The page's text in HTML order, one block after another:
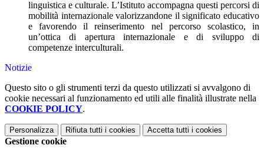
linguistica e culturale. L’Istituto accompagna questi percorsi di
mobilità internazionale valorizzandone il significato educativo
e favorendo il reinserimento nel percorso scolastico, in
un’ottica di apertura internazionale e di sviluppo di
competenze interculturali.
Notizie
Questo sito o gli strumenti terzi da questo utilizzati si avvalgono di
cookie necessari al funzionamento ed utili alle finalità illustrate nella
COOKIE POLICY.
Personalizza Rifiuta tutti i cookies Accetta tutti i cookies
Gestione cookie